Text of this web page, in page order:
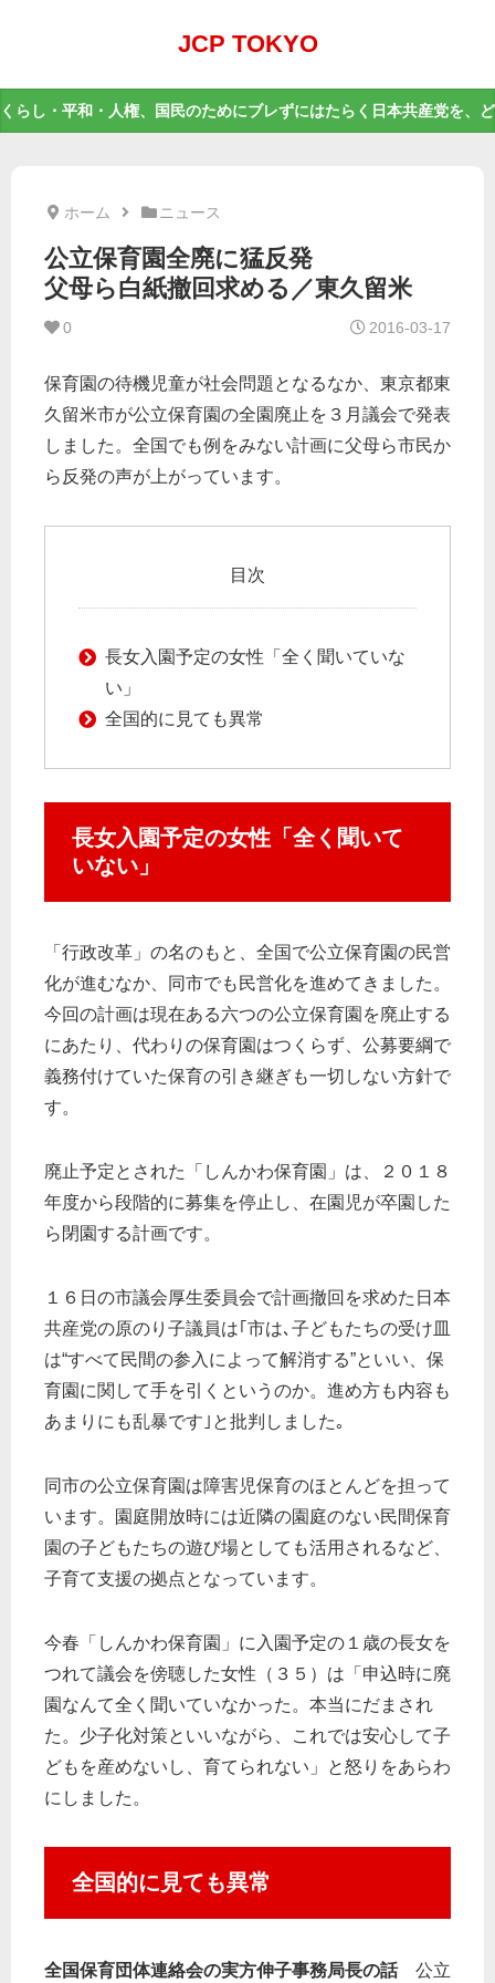
JCP TOKYO
くらし・平和・人権、国民のためにブレずにはたらく日本共産党を、
ホーム ニュース
公立保育園全廃に猛反発
父母ら白紙撤回求める／東久留米
0 2016-03-17
保育園の待機児童が社会問題となるなか、東京都東
久留米市が公立保育園の全園廃止を３月議会で発表
しました。全国でも例をみない計画に父母ら市民か
ら反発の声が上がっています。
目次
長女入園予定の女性「全く聞いていな
い」
全国的に見ても異常
長女入園予定の女性「全く聞いて
いない」
「行政改革」の名のもと、全国で公立保育園の民営
化が進むなか、同市でも民営化を進めてきました。
今回の計画は現在ある六つの公立保育園を廃止する
にあたり、代わりの保育園はつくらず、公募要綱で
義務付けていた保育の引き継ぎも一切しない方針で
す。
廃止予定とされた「しんかわ保育園」は、２０１８
年度から段階的に募集を停止し、在園児が卒園した
ら閉園する計画です。
１６日の市議会厚生委員会で計画撤回を求めた日本
共産党の原のり子議員は｢市は､子どもたちの受け皿
は“すべて民間の参入によって解消する”といい、保
育園に関して手を引くというのか。進め方も内容も
あまりにも乱暴です｣と批判しました｡
同市の公立保育園は障害児保育のほとんどを担って
います。園庭開放時には近隣の園庭のない民間保育
園の子どもたちの遊び場としても活用されるなど、
子育て支援の拠点となっています。
今春「しんかわ保育園」に入園予定の１歳の長女を
つれて議会を傍聴した女性（３５）は「申込時に廃
園なんて全く聞いていなかった。本当にだまされ
た。少子化対策といいながら、これでは安心して子
どもを産めないし、育てられない」と怒りをあらわ
にしました。
全国的に見ても異常
全国保育団体連絡会の実方伸子事務局長の話公立